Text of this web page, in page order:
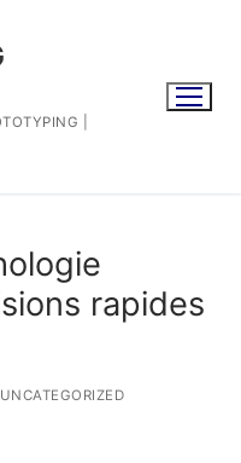
|
rapides
UNCATEGORIZED